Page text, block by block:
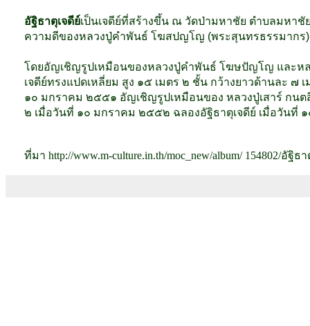
อัฐิธาตุเจดีย์เป็นเจดีย์ที่สร้างขึ้น ณ วัดป่ามหาชัย ตำบลมหา
ความดีของหลวงปู่คำพันธ์ โฆสปญโญ (พระสุนทรธรรมากร)
โดยอัญเชิญรูปเหมือนของหลวงปู่คำพันธ์ โฆษปัญโญ และหล
เจดีย์ทรงแปดเหลี่ยม สูง ๑๕ เมตร ๒ ชั้น กว้างยาวด้านละ
๑๐ มกราคม ๒๕๕๑ อัญเชิญรูปเหมือนของ หลวงปู่เสาร์ กน
๒ เมื่อวันที่ ๑๐ มกราคม ๒๕๕๒ ฉลองอัฐิธาตุเจดีย์ เมื่อวันที่
ที่มา http://www.m-culture.in.th/moc_new/album/ 154802/อัฐิธา